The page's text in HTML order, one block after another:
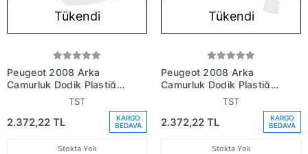
Tükendi
Peugeot 2008 Arka
Çamurluk Dodik Plastiği
Sağ 2016- (Oem No:
TST
2.372,22 TL
KARGO
BEDAVA
Stokta Yok
Tükendi
Peugeot 2008 Arka
Çamurluk Dodik Plastiği
Sol 2016- (Oem No:
TST
2.372,22 TL
KARGO
BEDAVA
Stokta Yok